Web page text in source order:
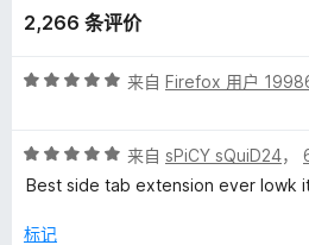
T
a
b
的
5
2,266 条评价
评
/
5
来自 Firefox 用户
评
分
/
来自 sPiCY sQuiD24，
Best side tab extension ever lowk
标记